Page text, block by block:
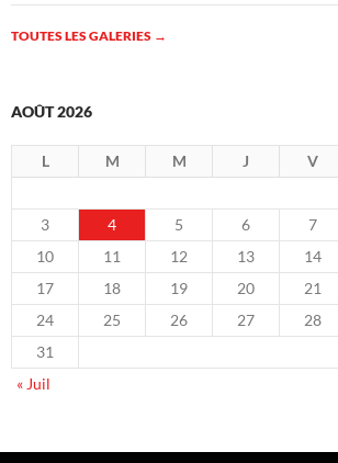
TOUTES LES GALERIES →
AOÛT 2026
L M M J V
3
4 5 6 7
10
11 12 13 14
17
18 19 20 21
24
25 26 27 28
31
« Juil